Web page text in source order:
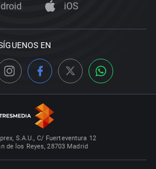
iOS
EN
S.A.U., C/ Fuerteventura 12
de los Reyes, 28703 Madrid